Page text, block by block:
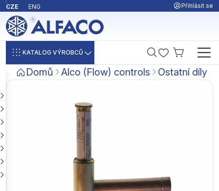
CZE ENG Přihlásit se
KATALOG VÝROBCŮ
Domů Alco (Flow) controls Ostatní díly